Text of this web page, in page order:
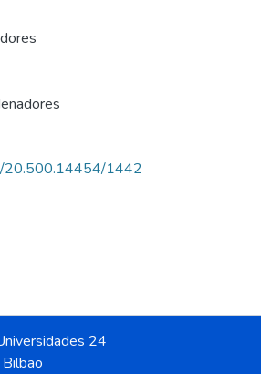
20.500.14454/1442
24